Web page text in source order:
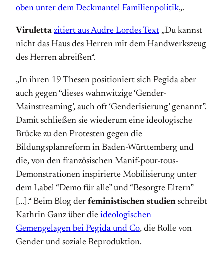
oben unter dem Deckmantel Familienpolitik„.
Viruletta zitiert aus Audre Lordes Text „Du kannst
nicht das Haus des Herren mit dem Handwerkszeug
des Herren abreißen“.
„In ihren 19 Thesen positioniert sich Pegida aber
auch gegen “dieses wahnwitzige ‘Gender-
Mainstreaming’, auch oft ‘Genderisierung’ genannt”.
Damit schließen sie wiederum eine ideologische
Brücke zu den Protesten gegen die
Bildungsplanreform in Baden-Württemberg und
die, von den französischen Manif-pour-tous-
Demonstrationen inspirierte Mobilisierung unter
dem Label “Demo für alle” und “Besorgte Eltern”
[…].“ Beim Blog der feministischen studien schreibt
Kathrin Ganz über die ideologischen
Gemengelagen bei Pegida und Co, die Rolle von
Gender und soziale Reproduktion.